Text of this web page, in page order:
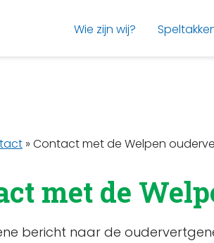
Wie zijn wij?
» Contact met de Welpen
met de
bericht naar de